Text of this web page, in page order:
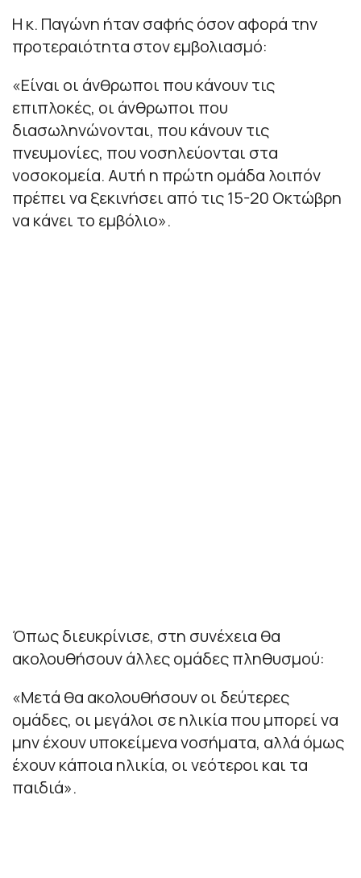
Η κ. Παγώνη ήταν σαφής όσον αφορά την
προτεραιότητα στον εμβολιασμό:
«Είναι οι άνθρωποι που κάνουν τις
επιπλοκές, οι άνθρωποι που
διασωληνώνονται, που κάνουν τις
πνευμονίες, που νοσηλεύονται στα
νοσοκομεία. Αυτή η πρώτη ομάδα λοιπόν
πρέπει να ξεκινήσει από τις 15-20 Οκτώβρη
να κάνει το εμβόλιο».
Όπως διευκρίνισε, στη συνέχεια θα
ακολουθήσουν άλλες ομάδες πληθυσμού:
«Μετά θα ακολουθήσουν οι δεύτερες
ομάδες, οι μεγάλοι σε ηλικία που μπορεί να
μην έχουν υποκείμενα νοσήματα, αλλά όμως
έχουν κάποια ηλικία, οι νεότεροι και τα
παιδιά».